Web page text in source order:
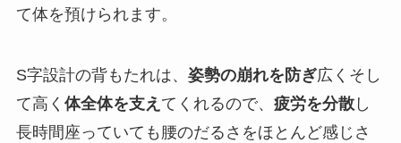
て体を預けられます。
S字設計の背もたれは、 姿勢の崩れを防ぎ広くそし
て高く 体全体を支え てくれるので、 疲労を分散し
長時間座っていても腰のだるさをほとんど感じさ